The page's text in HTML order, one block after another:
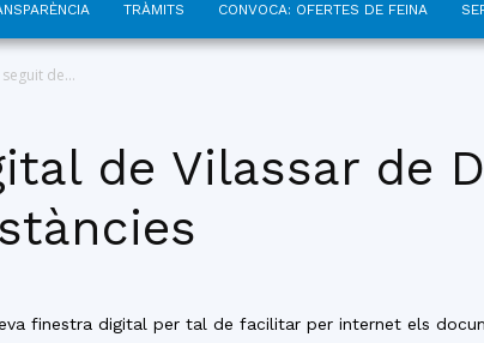
Comarcal
TRÀMITS CONVOCA: OFERTES DE FEINA
de...
de Vilassar de
finestra digital per tal de facilitar per internet els